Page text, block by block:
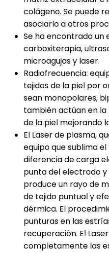
colágeno. Se puede
asociarlo a otros
Se ha encontrado un
carboxiterapia,
microagujas y laser.
Radiofrecuencia:
tejidos de la piel por
sean monopolares,
también actúan en
de la piel mejorando
El Laser de plasma,
equipo que sublima
diferencia de carga
punta del electrodo
produce un rayo de
de tejido puntual y
dérmica. El
punturas en las
recuperación. El
completamente las